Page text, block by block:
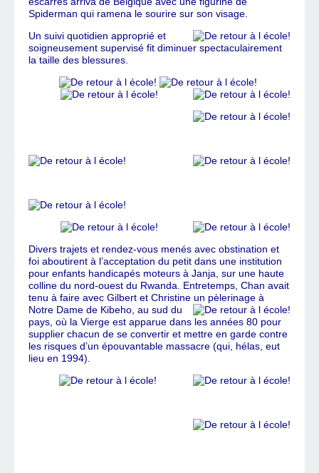
Spiderman qui ramena le sourire sur son visage.
Un suivi quotidien approprié et
soigneusement supervisé fit diminuer spectaculairement
la taille des blessures.
Divers trajets et rendez-vous menés avec obstination et
foi aboutirent à l’acceptation du petit dans une institution
pour enfants handicapés moteurs à Janja, sur une haute
colline du nord-ouest du Rwanda. Entretemps, Chan avait
tenu à faire avec Gilbert et Christine un pèlerinage à
Notre Dame de Kibeho, au sud du
pays, où la Vierge est apparue dans les années 80 pour
supplier chacun de se convertir et mettre en garde contre
les risques d’un épouvantable massacre (qui, hélas, eut
lieu en 1994).